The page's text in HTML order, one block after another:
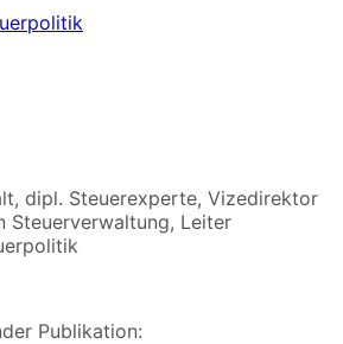
dipl. Steuerexperte, Vizedirektor
Steuerverwaltung, Leiter
Publikation: